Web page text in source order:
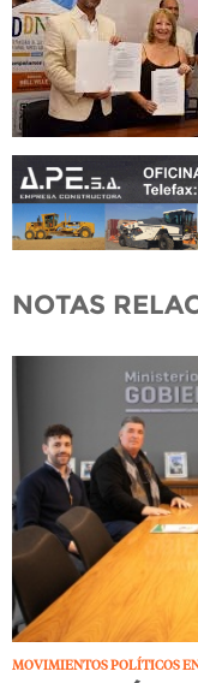
NOTAS
MOVIMIENTOS POLÍTICOS